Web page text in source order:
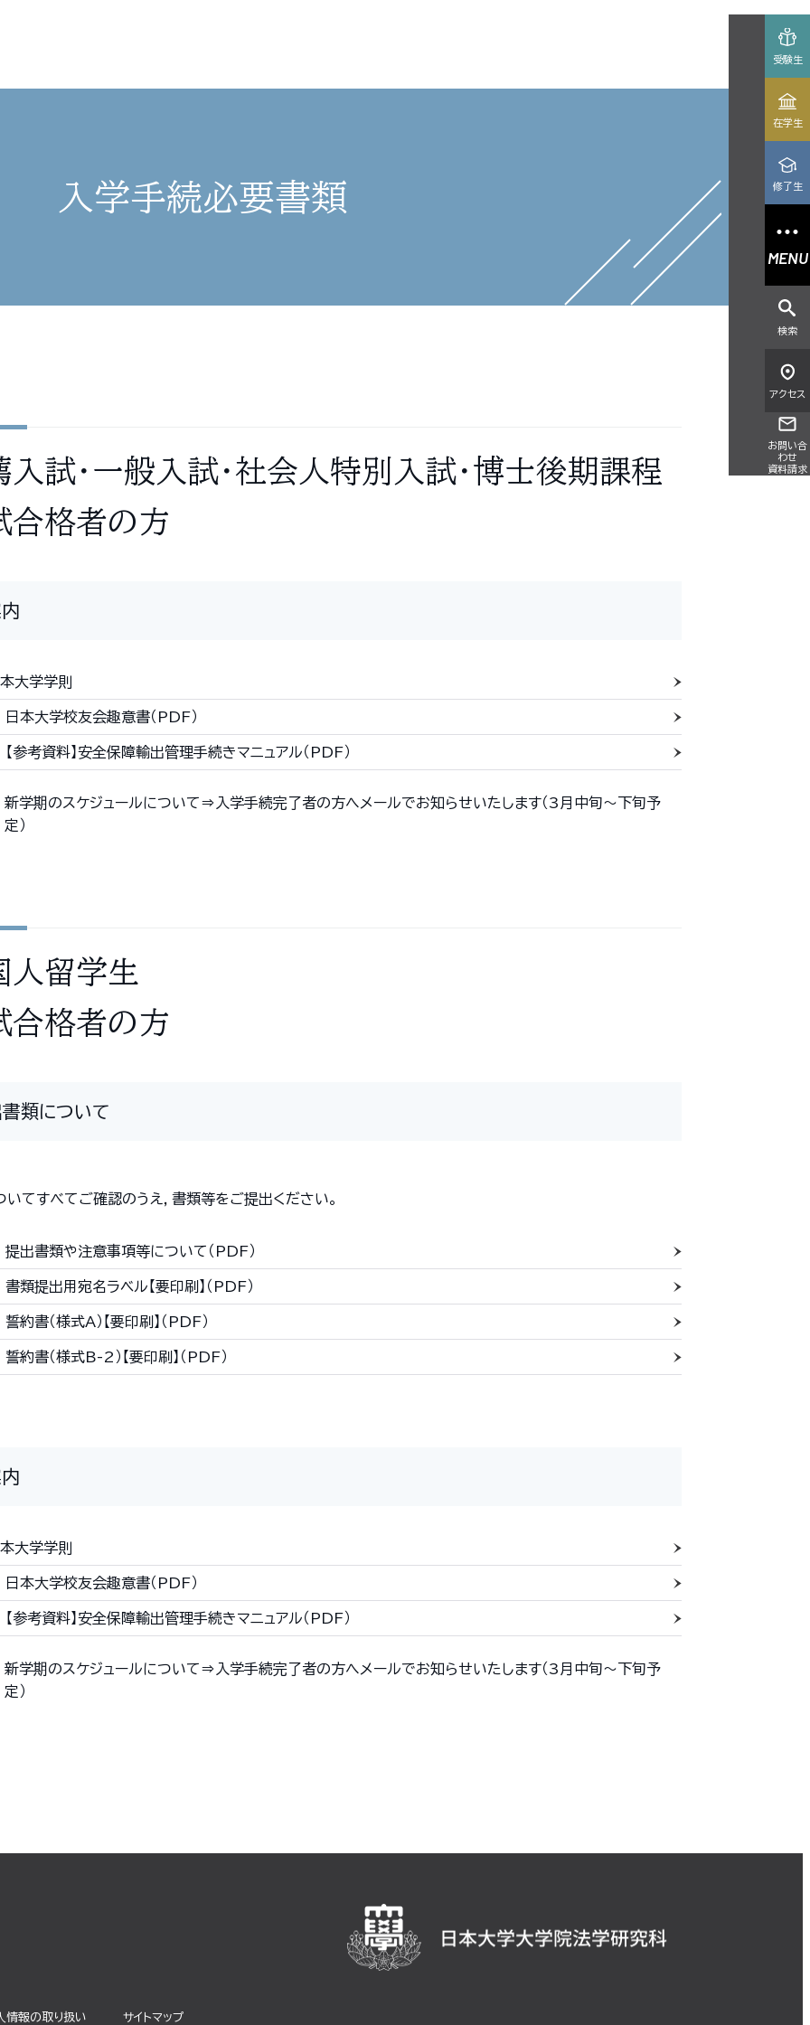
受験生
在学生
修了生
MENU
検索
アクセス
お問い合
わせ
資料請求
入学手続必要書類
入試・一般入試・社会人特別入試・博士後期課程
合格者の方
大学学則
日本大学校友会趣意書（PDF）
【参考資料】安全保障輸出管理手続きマニュアル（PDF）
新学期のスケジュールについて⇒入学手続完了者の方へメールでお知らせいたします（3月中旬〜下旬予
定）
人留学生
合格者の方
類について
いてすべてご確認のうえ，書類等をご提出ください。
提出書類や注意事項等について（PDF）
書類提出用宛名ラベル【要印刷】（PDF）
誓約書（様式A）【要印刷】（PDF）
誓約書（様式B-2）【要印刷】（PDF）
大学学則
日本大学校友会趣意書（PDF）
【参考資料】安全保障輸出管理手続きマニュアル（PDF）
新学期のスケジュールについて⇒入学手続完了者の方へメールでお知らせいたします（3月中旬〜下旬予
定）
情報の取り扱い サイトマップ